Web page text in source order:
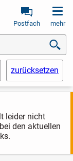
Postfach mehr
leider nicht
den aktuellen
zurücksetzen